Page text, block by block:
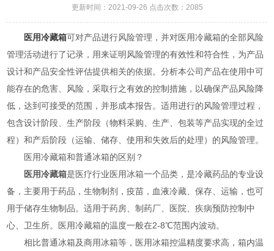
更新时间：2021-09-26 点击次数：2085
医用冷藏箱可对产品进行风险管理，并对医用冷藏箱的全部风险
管理活动进行了记录，用来证明风险管理的有效性和符合性，为产品
设计和产品安全性评估提供相关的依据。分析本公司产品在使用中可
能存在的危害、风险，采取行之有效的控制措施，以确保产品风险降
低，达到可接受的范围，并形成本报告。适用进行的风险管理过程，
包含设计阶段、生产阶段（物料采购、生产、包装等产品实现的全过
程）和产后阶段（运输、储存、使用和失效后的处理）的风险管理。
医用冷藏箱和普通冰箱的区别？
医用冷藏箱是医疗行业医用冰箱一个品类，是冷藏药品的专业设
备，主要用于药品，生物制剂，疫苗，血液冷藏、保存、运输，也可
用于储存生物制品。适用于药房、制药厂、医院、疾病预防控制中
心、卫生所。医用冷藏箱的温度一般在2-8℃范围内波动。
相比普通冰箱及商用冰箱等，医用冰箱控温精度要求高，箱内温